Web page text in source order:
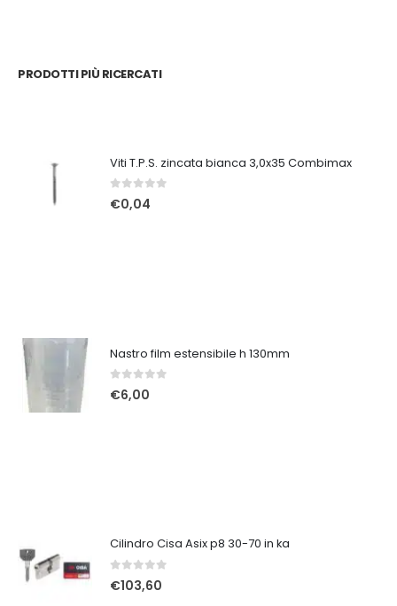
PRODOTTI PIÙ RICERCATI
Viti T.P.S. zincata bianca 3,0x35 Combimax
0Su 5
€0,04
Nastro film estensibile h 130mm
0Su 5
€6,00
Cilindro Cisa Asix p8 30-70 in ka
0Su 5
€103,60